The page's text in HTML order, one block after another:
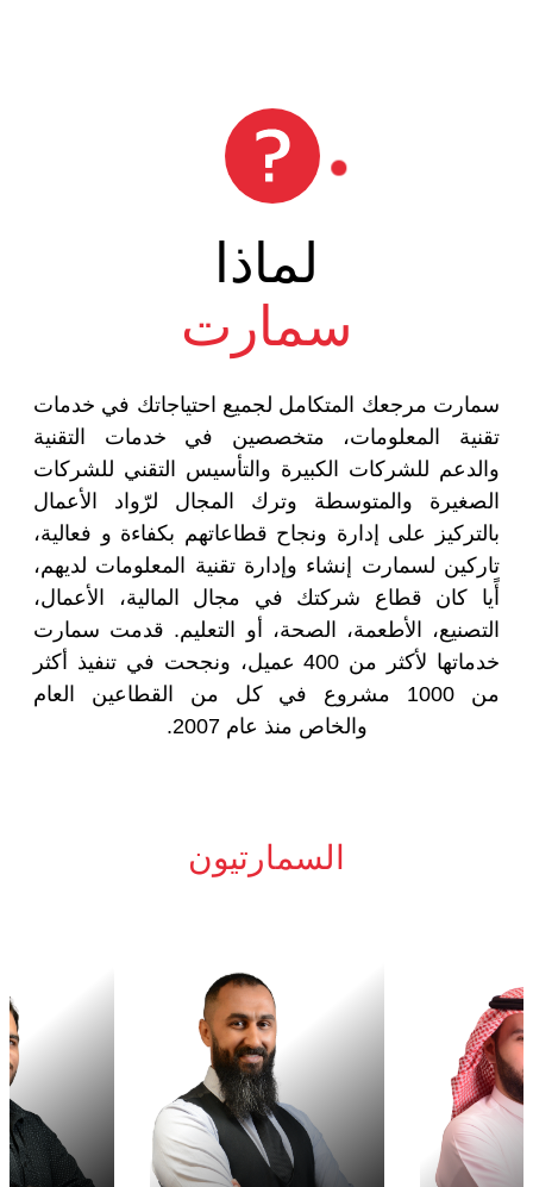
لماذا
سمارت
سمارت مرجعك المتكامل لجميع احتياجاتك في خدمات
تقنية المعلومات، متخصصين في خدمات التقنية
والدعم للشركات الكبيرة والتأسيس التقني للشركات
الصغيرة والمتوسطة وترك المجال لرّواد الأعمال
بالتركيز على إدارة ونجاح قطاعاتهم بكفاءة و فعالية،
تاركين لسمارت إنشاء وإدارة تقنية المعلومات لديهم،
أًيا كان قطاع شركتك في مجال المالية، الأعمال،
التصنيع، الأطعمة، الصحة، أو التعليم. قدمت سمارت
خدماتها لأكثر من 400 عميل، ونجحت في تنفيذ أكثر
من 1000 مشروع في كل من القطاعين العام
والخاص منذ عام 2007.
السمارتيون